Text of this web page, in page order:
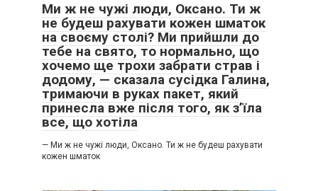
Ми ж не чужі люди, Оксано. Ти ж
не будеш рахувати кожен шматок
на своєму столі? Ми прийшли до
тебе на свято, то нормально, що
хочемо ще трохи забрати страв і
додому, — сказала сусідка Галина,
тримаючи в руках пакет, який
принесла вже після того, як з’їла
все, що хотіла
— Ми ж не чужі люди, Оксано. Ти ж не будеш рахувати
кожен шматок